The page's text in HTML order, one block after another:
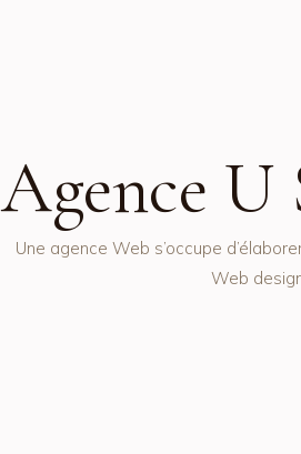
Agence U
Une agence Web s’occupe
Web